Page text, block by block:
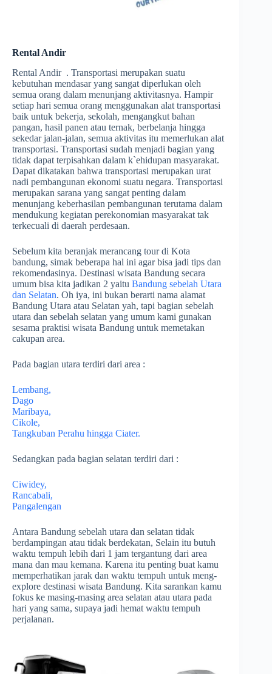
Rental Andir
Rental Andir . Transportasi merupakan suatu
kebutuhan mendasar yang sangat diperlukan oleh
semua orang dalam menunjang aktivitasnya. Hampir
setiap hari semua orang menggunakan alat transportasi
baik untuk bekerja, sekolah, mengangkut bahan
pangan, hasil panen atau ternak, berbelanja hingga
sekedar jalan-jalan, semua aktivitas itu memerlukan alat
transportasi. Transportasi sudah menjadi bagian yang
tidak dapat terpisahkan dalam k`ehidupan masyarakat.
Dapat dikatakan bahwa transportasi merupakan urat
nadi pembangunan ekonomi suatu negara. Transportasi
merupakan sarana yang sangat penting dalam
menunjang keberhasilan pembangunan terutama dalam
mendukung kegiatan perekonomian masyarakat tak
terkecuali di daerah perdesaan.
Sebelum kita beranjak merancang tour di Kota
bandung, simak beberapa hal ini agar bisa jadi tips dan
rekomendasinya. Destinasi wisata Bandung secara
umum bisa kita jadikan 2 yaitu Bandung sebelah Utara
dan Selatan. Oh iya, ini bukan berarti nama alamat
Bandung Utara atau Selatan yah, tapi bagian sebelah
utara dan sebelah selatan yang umum kami gunakan
sesama praktisi wisata Bandung untuk memetakan
cakupan area.
Pada bagian utara terdiri dari area :
Lembang,
Dago
Maribaya,
Cikole,
Tangkuban Perahu hingga Ciater.
Sedangkan pada bagian selatan terdiri dari :
Ciwidey,
Rancabali,
Pangalengan
Antara Bandung sebelah utara dan selatan tidak
berdampingan atau tidak berdekatan, Selain itu butuh
waktu tempuh lebih dari 1 jam tergantung dari area
mana dan mau kemana. Karena itu penting buat kamu
memperhatikan jarak dan waktu tempuh untuk meng-
explore destinasi wisata Bandung. Kita sarankan kamu
fokus ke masing-masing area selatan atau utara pada
hari yang sama, supaya jadi hemat waktu tempuh
perjalanan.